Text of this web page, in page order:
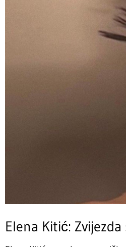
Elena Kitić: